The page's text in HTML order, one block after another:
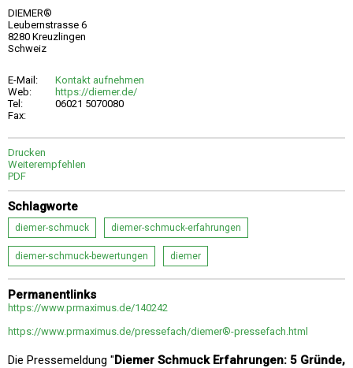
DIEMER®
Leubernstrasse 6
8280 Kreuzlingen
Schweiz
E-Mail:
Kontakt aufnehmen
Web:
https://diemer.de/
Tel:
06021 5070080
Fax:
Drucken
Weiterempfehlen
PDF
Schlagworte
diemer-schmuck diemer-schmuck-erfahrungen
diemer-schmuck-bewertungen diemer
Permanentlinks
https://www.prmaximus.de/140242
https://www.prmaximus.de/pressefach/diemer®-pressefach.html
Die Pressemeldung "Diemer Schmuck Erfahrungen: 5 Gründe,